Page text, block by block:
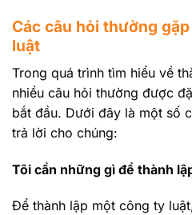
Các câu hỏi thường
luật
Trong quá trình tìm hiểu về
nhiều câu hỏi thường được
bắt đầu. Dưới đây là một số
trả lời cho chúng:
Tôi cần những gì để thành
Để thành lập một công ty